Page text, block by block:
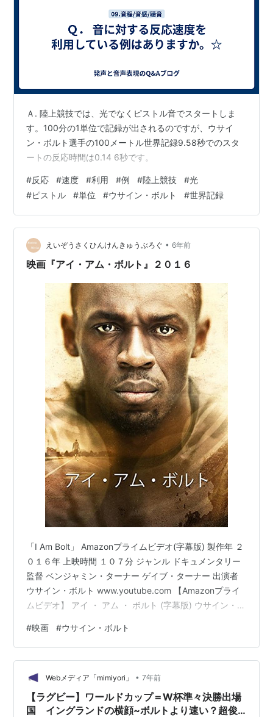
Ａ. 陸上競技では、光でなくピストル音でスタートしま
す。100分の1単位で記録が出されるのですが、ウサイ
ン・ボルト選手の100メートル世界記録9.58秒でのスタ
ートの反応時間は0.14 6秒です。
#反応 #速度 #利用 #例 #陸上競技 #光
#ピストル #単位 #ウサイン・ボルト #世界記録
えいぞうさくひんけんきゅうぶろぐ • 6年前
映画『アイ・アム・ボルト』２０１６
「I Am Bolt」 Amazonプライムビデオ(字幕版) 製作年 ２
０１６年 上映時間 １０７分 ジャンル ドキュメンタリー
監督 ベンジャミン・ターナー ゲイブ・ターナー 出演者
ウサイン・ボルト www.youtube.com 【Amazonプライ
ムビデオ】 アイ ・ アム ・ ボルト (字幕版) ウサイン・ボ
間の積み重ねがあり、 トップにはトップになれるだけ
の、相当な理由がある。 相当な理由。 それを知ることが
できる映画です(^^) Horirin Movies 167 2021.07.24
#映画 #ウサイン・ボルト
Webメディア「mimiyori」 • 7年前
【ラグビー】ワールドカップ＝W杯準々決勝出場
国 イングランドの横顔~ボルトより速い？超俊